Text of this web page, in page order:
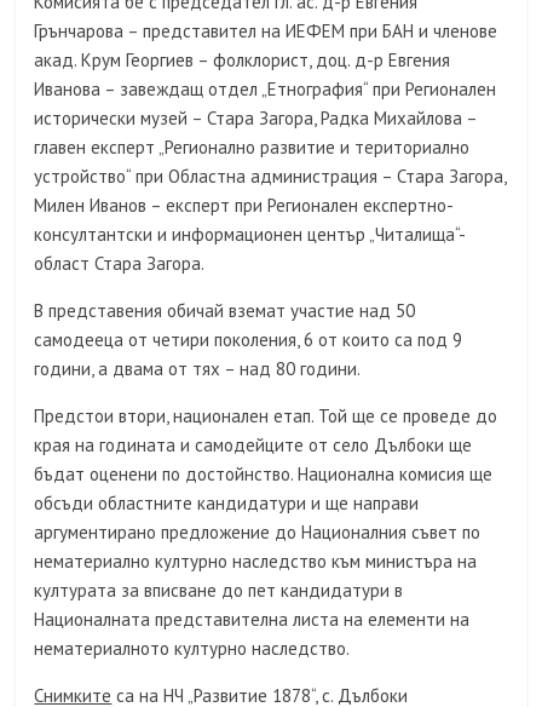
Грънчарова – представител на ИЕФЕМ при БАН и членове
акад. Крум Георгиев – фолклорист, доц. д-р Евгения
Иванова – завеждащ отдел „Етнография“ при Регионален
исторически музей – Стара Загора, Радка Михайлова –
главен експерт „Регионално развитие и териториално
устройство“ при Областна администрация – Стара Загора,
Милен Иванов – експерт при Регионален експертно-
консултантски и информационен център „Читалища“-
област Стара Загора.
В представения обичай вземат участие над 50
самодееца от четири поколения, 6 от които са под 9
години, а двама от тях – над 80 години.
Предстои втори, национален етап. Той ще се проведе до
края на годината и самодейците от село Дълбоки ще
бъдат оценени по достойнство. Национална комисия ще
обсъди областните кандидатури и ще направи
аргументирано предложение до Националния съвет по
нематериално културно наследство към министъра на
културата за вписване до пет кандидатури в
Националната представителна листа на елементи на
нематериалното културно наследство.
Снимките са на НЧ „Развитие 1878“, с. Дълбоки